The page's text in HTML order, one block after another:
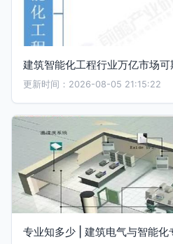
建筑智能化工程行业万亿市场可
更新时间：2026-08-05 21:15:22
专业知多少 | 建筑电气与智能